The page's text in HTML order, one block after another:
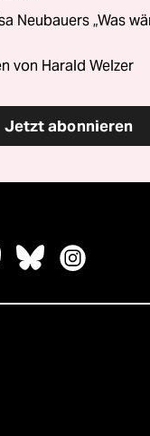
Neubauers „Was
von Harald Welzer
Jetzt abonnieren